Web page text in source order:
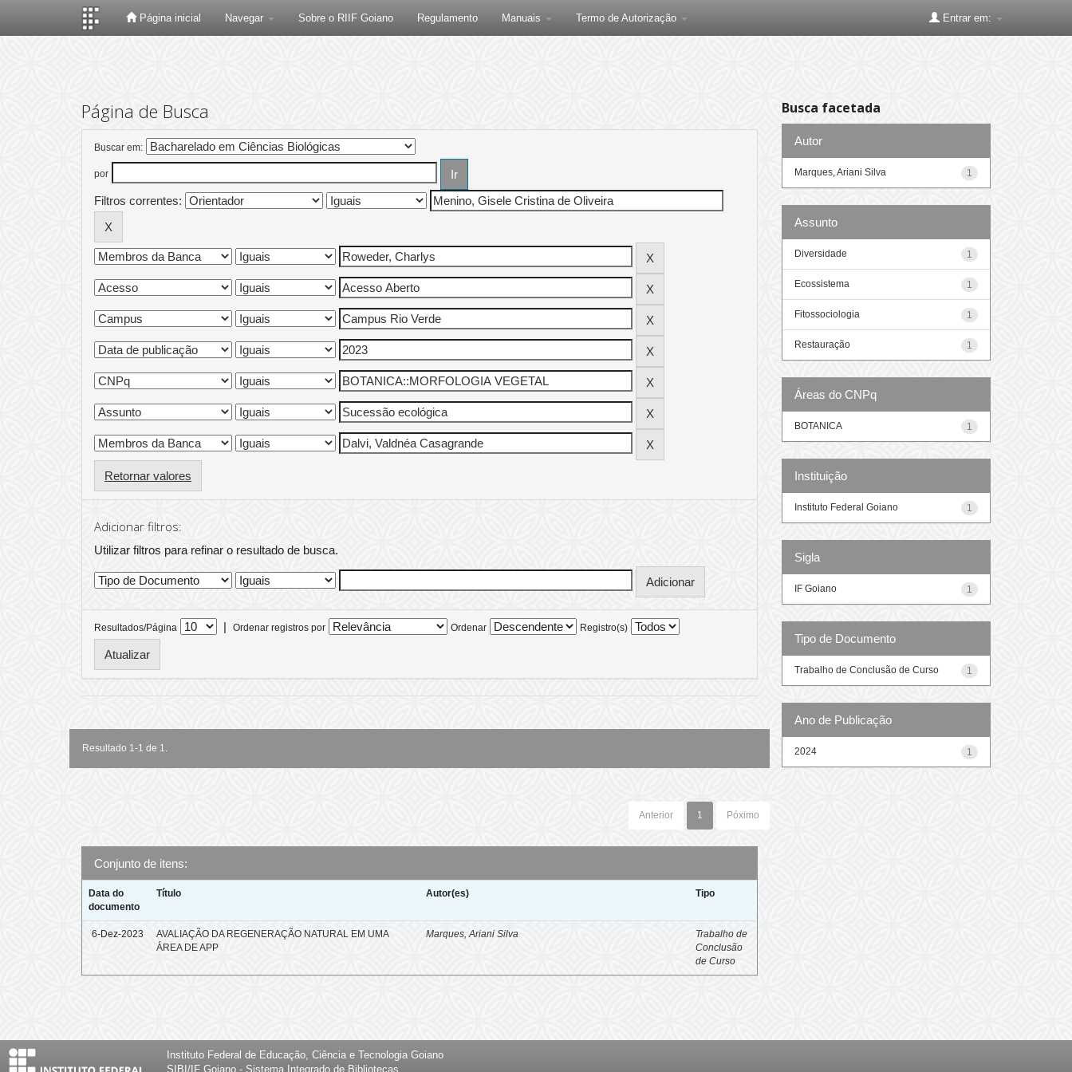
Página inicial Navegar Sobre o RIIF Goiano Regulamento Manuais Termo de Autorização Entrar em:
Página de Busca
Buscar em:
por
Filtros correntes:
Retornar valores
Adicionar filtros:
Utilizar filtros para refinar o resultado de busca.
Resultados/Página | Ordenar registros por Ordenar Registro(s)
Resultado 1-1 de 1.
Anterior 1 Póximo
Conjunto de itens:
Data do
documento
Título Autor(es) Tipo
6-Dez-2023
AVALIAÇÃO DA REGENERAÇÃO NATURAL EM UMA
ÁREA DE APP
Marques, Ariani Silva
Trabalho de
Conclusão
de Curso
Busca facetada
Autor
1
Marques, Ariani Silva
Assunto
1
Diversidade
1
Ecossistema
1
Fitossociologia
1
Restauração
Áreas do CNPq
1
BOTANICA
Instituição
1
Instituto Federal Goiano
Sigla
1
IF Goiano
Tipo de Documento
1
Trabalho de Conclusão de Curso
Ano de Publicação
1
2024
Instituto Federal de Educação, Ciência e Tecnologia Goiano
SIBI/IF Goiano - Sistema Integrado de Bibliotecas